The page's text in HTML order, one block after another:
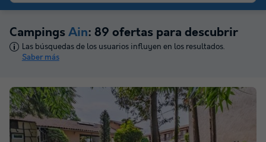
Campings Ain: 89 ofertas para descubrir
Las búsquedas de los usuarios influyen en los resultados.
Saber más